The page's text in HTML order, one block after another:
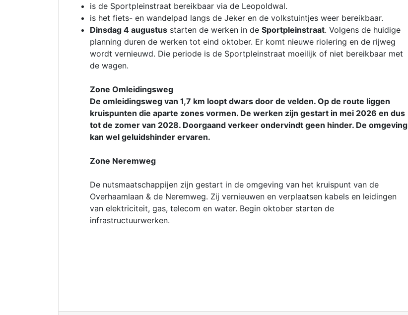
is de Sportpleinstraat bereikbaar via de Leopoldwal.
is het fiets- en wandelpad langs de Jeker en de volkstuintjes weer bereikbaar.
Dinsdag 4 augustus starten de werken in de Sportpleinstraat. Volgens de huidige
planning duren de werken tot eind oktober. Er komt nieuwe riolering en de rijweg
wordt vernieuwd. Die periode is de Sportpleinstraat moeilijk of niet bereikbaar met
de wagen.
Zone Omleidingsweg
De omleidingsweg van 1,7 km loopt dwars door de velden. Op de route liggen
kruispunten die aparte zones vormen. De werken zijn gestart in mei 2026 en dus
tot de zomer van 2028. Doorgaand verkeer ondervindt geen hinder. De omgeving
kan wel geluidshinder ervaren.
Zone Neremweg
De nutsmaatschappijen zijn gestart in de omgeving van het kruispunt van de
Overhaamlaan & de Neremweg. Zij vernieuwen en verplaatsen kabels en leidingen
van elektriciteit, gas, telecom en water. Begin oktober starten de
infrastructuurwerken.